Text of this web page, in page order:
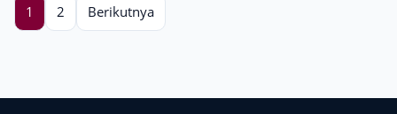
1 2 Berikutnya